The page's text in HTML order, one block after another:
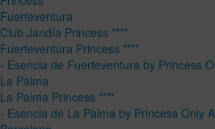
Fuerteventura
Club Jandía Princess ****
Fuerteventura Princess ****
- Esencia de Fuerteventura by Princess
La Palma
La Palma Princess ****
- Esencia de La Palma by Princess Only